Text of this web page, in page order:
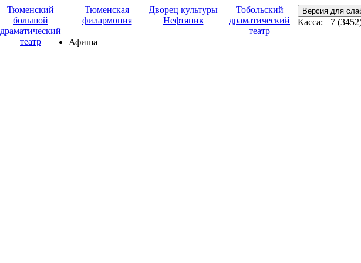
Тюменский
большой
драматический
театр
Тюменская
филармония
Дворец культуры
Нефтяник
Тобольский
драматический
театр
Версия для
Касса: +7
Афиша